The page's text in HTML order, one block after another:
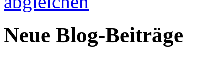
Neue Blog-Beiträge